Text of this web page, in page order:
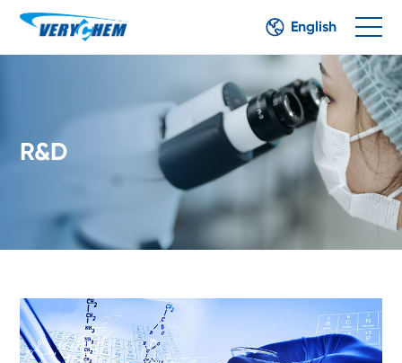
English
R&D